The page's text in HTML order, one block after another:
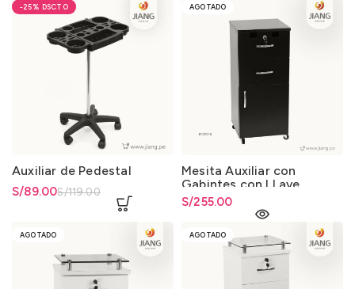
-25%
Auxiliar de Pedestal
S/119.00
El precio original era:
S/89.00
El precio actual es: S/89.00.
AGOTADO
Mesita Auxiliar con
Gabintes con LLave
S/255.00
AGOTADO AGOTADO